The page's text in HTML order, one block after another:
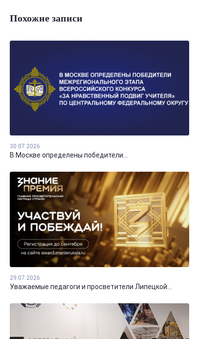
Похожие записи
30.07.2026
В Москве определены победители...
29.07.2026
Уважаемые педагоги и просветители Липецкой...